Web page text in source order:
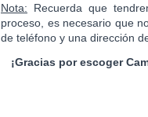
Nota: Recuerda que
proceso, es necesario que
de teléfono y una dirección
¡Gracias por escoger